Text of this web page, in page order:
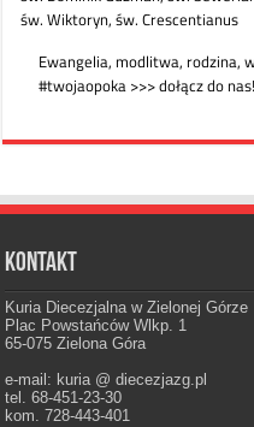
Kontakt
Kuria Diecezjalna w Zielonej Górze
Plac Powstańców Wlkp. 1
65-075 Zielona Góra
e-mail: kuria @ diecezjazg.pl
tel. 68-451-23-30
kom. 728-443-401